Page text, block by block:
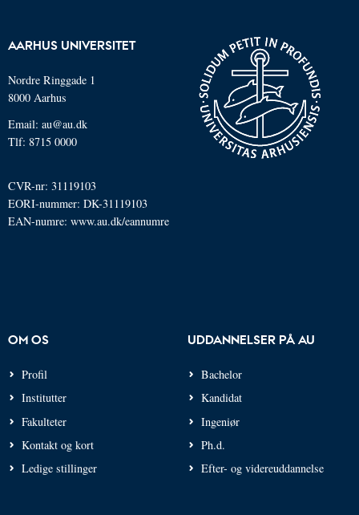
AARHUS UNIVERSITET
Nordre Ringgade 1
8000 Aarhus
Email: au@au.dk
Tlf: 8715 0000
CVR-nr: 31119103
EORI-nummer: DK-31119103
EAN-numre: www.au.dk/eannumre
OM OS
Profil
Institutter
Fakulteter
Kontakt og kort
Ledige stillinger
UDDANNELSER PÅ AU
Bachelor
Kandidat
Ingeniør
Ph.d.
Efter- og videreuddannelse